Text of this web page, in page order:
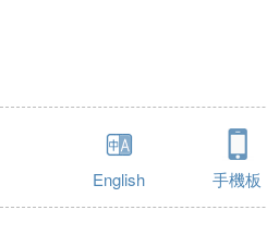
English 手機板